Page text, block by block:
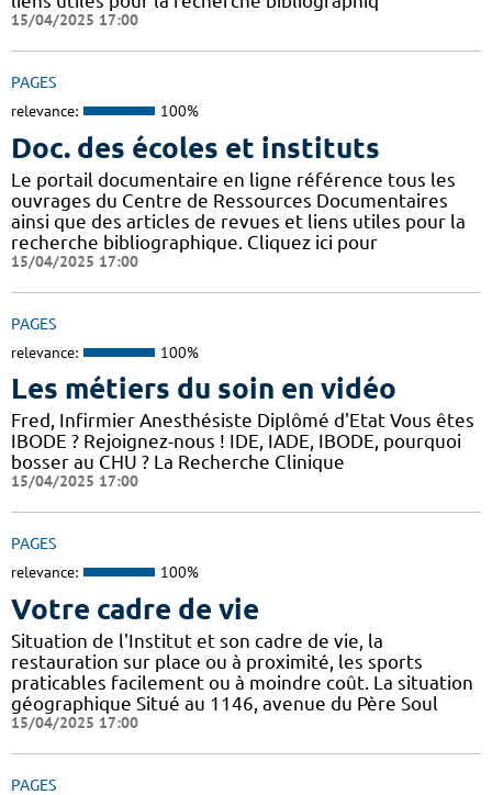
15/04/2025 17:00
PAGES
relevance: 100%
Doc. des écoles et instituts
Le portail documentaire en ligne référence tous les
ouvrages du Centre de Ressources Documentaires
ainsi que des articles de revues et liens utiles pour la
recherche bibliographique. Cliquez ici pour
15/04/2025 17:00
PAGES
relevance: 100%
Les métiers du soin en vidéo
Fred, Infirmier Anesthésiste Diplômé d'Etat Vous êtes
IBODE ? Rejoignez-nous ! IDE, IADE, IBODE, pourquoi
bosser au CHU ? La Recherche Clinique
15/04/2025 17:00
PAGES
relevance: 100%
Votre cadre de vie
Situation de l'Institut et son cadre de vie, la
restauration sur place ou à proximité, les sports
praticables facilement ou à moindre coût. La situation
géographique Situé au 1146, avenue du Père Soul
15/04/2025 17:00
PAGES